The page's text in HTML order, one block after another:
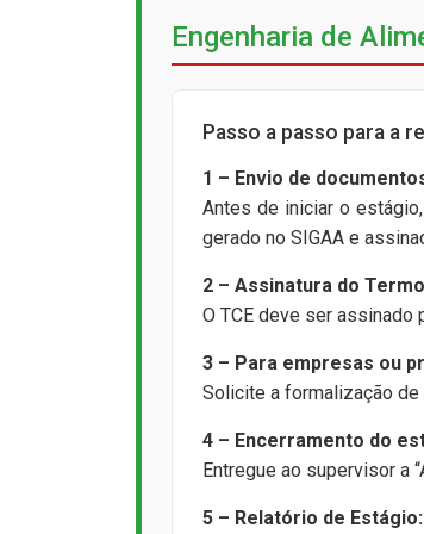
Engenharia de
Passo a passo para a
1 – Envio de
Antes de iniciar o
gerado no SIGAA e
2 – Assinatura do
O TCE deve ser
3 – Para empresas ou
Solicite a formalização de
4 – Encerramento do
Entregue ao supervisor a
5 – Relatório de Estágio: